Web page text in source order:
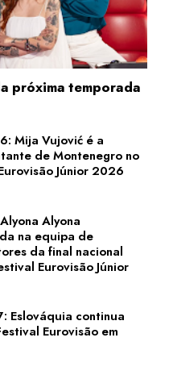
próxima temporada
Mija Vujović é a
de Montenegro no
Júnior 2026
Alyona
na equipa de
da final nacional
Eurovisão Júnior
Eslováquia continua
Eurovisão em